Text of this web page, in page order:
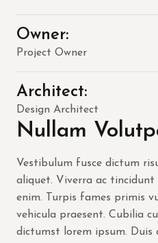
Owner:
Project Owner
Architect:
Design Architect
Nullam
Vestibulum fusce dictum
aliquet. Viverra ac
enim. Turpis fames primis
vehicula praesent. Cubilia
dictumst lorem ipsum. Duis